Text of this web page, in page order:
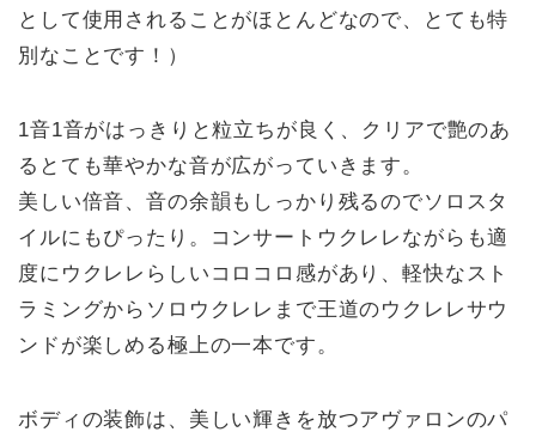
として使用されることがほとんどなので、とても特
別なことです！）
1音1音がはっきりと粒立ちが良く、クリアで艶のあ
るとても華やかな音が広がっていきます。
美しい倍音、音の余韻もしっかり残るのでソロスタ
イルにもぴったり。コンサートウクレレながらも適
度にウクレレらしいコロコロ感があり、軽快なスト
ラミングからソロウクレレまで王道のウクレレサウ
ンドが楽しめる極上の一本です。
ボディの装飾は、美しい輝きを放つアヴァロンのパ